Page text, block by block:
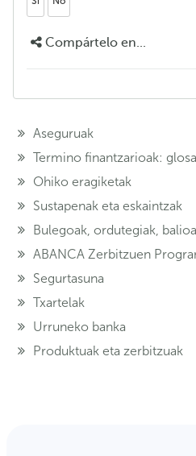
Compártelo en...
Aseguruak
Termino finantzarioak:
Ohiko eragiketak
Sustapenak eta eskaintzak
Bulegoak, ordutegiak,
ABANCA Zerbitzuen
Segurtasuna
Txartelak
Urruneko banka
Produktuak eta zerbitzuak